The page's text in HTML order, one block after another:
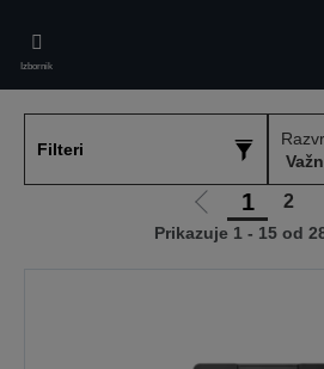
main
content
Izbornik
Filteri
Idi
na
1 2
Prikazuje 1 - 15 od